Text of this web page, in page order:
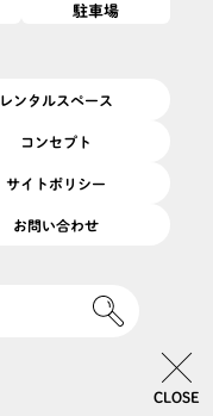
駐車場
レンタルスペース
コンセプト
サイトポリシー
お問い合わせ
CLOSE